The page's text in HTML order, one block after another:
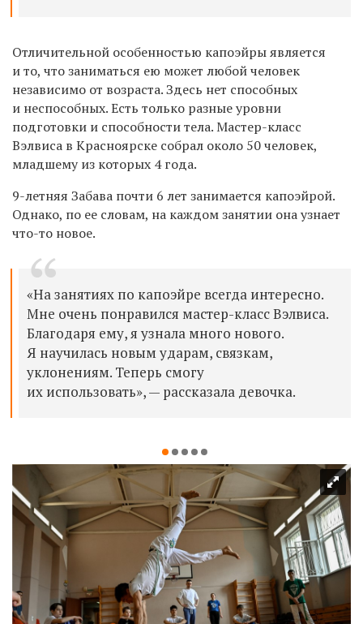
Отличительной особенностью капоэйры является
ито, что заниматься ею может любой человек
независимо от возраста.Здесь нет способных
и неспособных. Есть только разные уровни
подготовки и способности тела.Мастер-класс
Вэлвиса в Красноярске собрал около 50 человек,
младшему из которых 4 года.
9-летняя Забава почти 6 лет занимается капоэйрой.
Однако, по ее словам, на каждом занятии она узнает
что-то новое.
«На занятиях по капоэйре всегда интересно.
Мне очень понравился мастер-классВэлвиса.
Благодаря ему,я узнала много нового.
Я научилась новым ударам, связкам,
уклонениям. Теперь смогу
их использовать», — рассказала девочка.